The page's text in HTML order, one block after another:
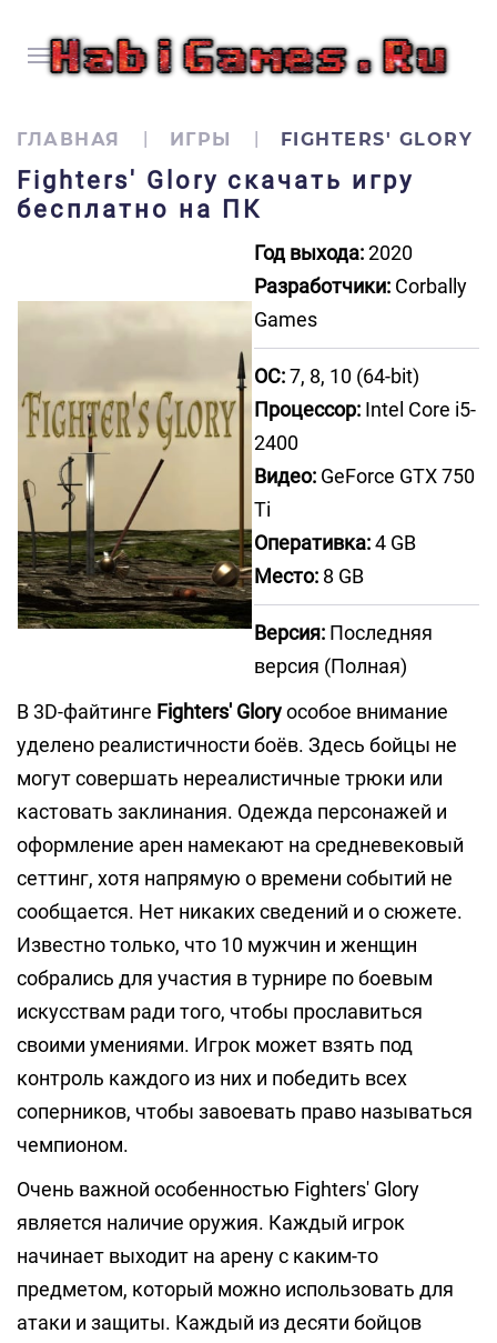
ГЛАВНАЯ ИГРЫ FIGHTERS' GLORY
Fighters' Glory скачать игру
бесплатно на ПК
Год выхода:2020
Разработчики: Corbally
Games
ОС:7, 8, 10 (64-bit)
Процессор: Intel Core i5-
2400
Видео: GeForce GTX 750
Ti
Оперативка:4 GB
Место: 8 GB
Версия: Последняя
версия (Полная)
В 3D-файтинге Fighters' Gloryособое внимание
уделено реалистичности боёв. Здесь бойцы не
могут совершать нереалистичные трюки или
кастовать заклинания. Одежда персонажей и
оформление арен намекают на средневековый
сеттинг, хотя напрямую о времени событий не
сообщается. Нет никаких сведений и о сюжете.
Известно только, что 10 мужчин и женщин
собрались для участия в турнире по боевым
искусствам ради того, чтобы прославиться
своими умениями. Игрок может взять под
контроль каждого из них и победить всех
соперников, чтобы завоевать право называться
чемпионом.
Очень важной особенностью Fighters' Glory
является наличие оружия. Каждый игрок
начинает выходит на арену с каким-то
предметом, который можно использовать для
атаки и защиты. Каждый из десяти бойцов